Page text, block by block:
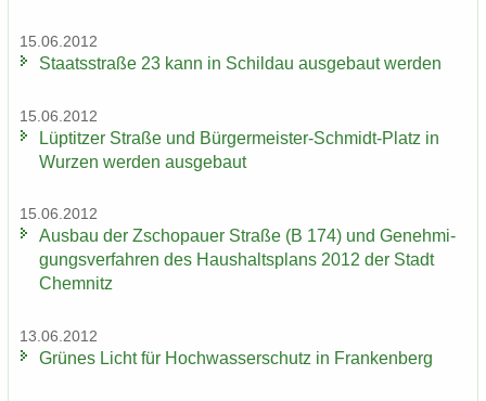
15.06.2012
Staats­stra­ße 23 kann in Schildau aus­ge­baut wer­den
15.06.2012
Lüp­tit­zer Stra­ße und Bürgermeister-​Schmidt-Platz in
Wur­zen wer­den aus­ge­baut
15.06.2012
Aus­bau der Zscho­pau­er Stra­ße (B 174) und Ge­neh­mi­
gungs­ver­fah­ren des Haus­halts­plans 2012 der Stadt
Chem­nitz
13.06.2012
Grü­nes Licht für Hoch­was­ser­schutz in Fran­ken­berg